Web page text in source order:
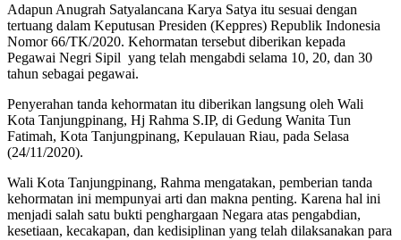
Adapun Anugrah Satyalancana Karya Satya itu sesuai dengan
tertuang dalam Keputusan Presiden (Keppres) Republik Indonesia
Nomor 66/TK/2020. Kehormatan tersebut diberikan kepada
Pegawai Negri Sipil yang telah mengabdi selama 10, 20, dan 30
tahun sebagai pegawai.
Penyerahan tanda kehormatan itu diberikan langsung oleh Wali
Kota Tanjungpinang, Hj Rahma S.IP, di Gedung Wanita Tun
Fatimah, Kota Tanjungpinang, Kepulauan Riau, pada Selasa
(24/11/2020).
Wali Kota Tanjungpinang, Rahma mengatakan, pemberian tanda
kehormatan ini mempunyai arti dan makna penting. Karena hal ini
menjadi salah satu bukti penghargaan Negara atas pengabdian,
kesetiaan, kecakapan, dan kedisiplinan yang telah dilaksanakan para